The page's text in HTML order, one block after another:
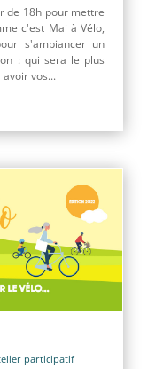
de 18h pour mettre
c'est Mai à Vélo,
s'ambiancer un
: qui sera le plus
vos...
participatif